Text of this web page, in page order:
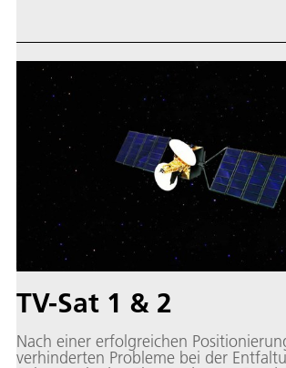
Definition, Entwicklung, Herstellung,
ausstrahlenden
zwei entsprechende Bodenstationen.
TV-Sat 1 & 2
Nach einer erfolgreichen
verhinderten Probleme bei der